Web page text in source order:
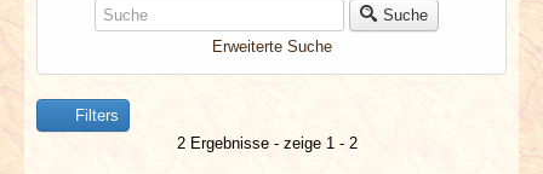
NEUESTE ARTIKEL
NEWS & DATES
BERICHTE
Suche
Erweiterte Suche
Filters
2 Ergebnisse - zeige 1 - 2